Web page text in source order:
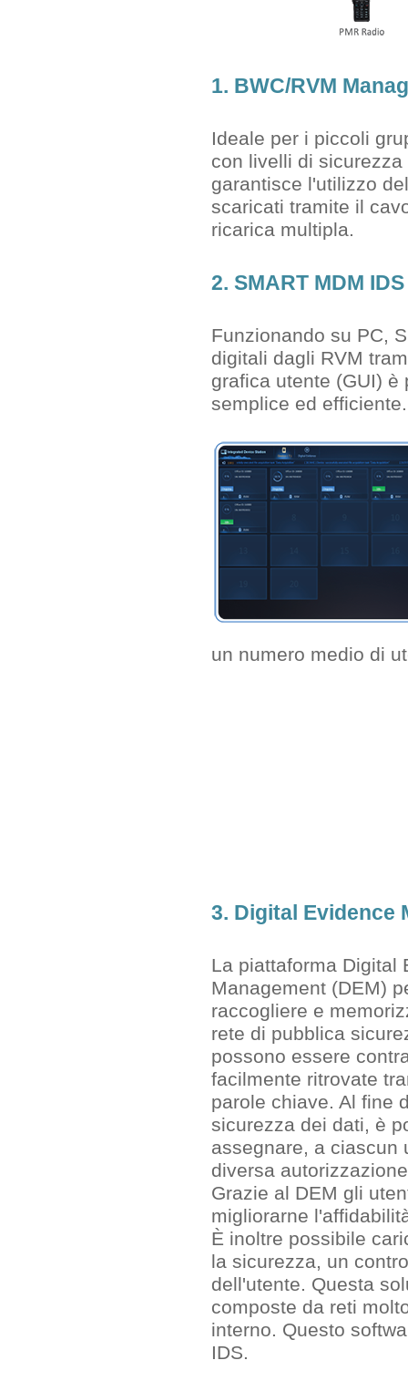
1. BWC/RVM
Ideale per i piccoli
con livelli di
garantisce l'utilizzo
scaricati tramite il
ricarica multipla.
2. SMART MDM
Funzionando su PC,
digitali dagli RVM
grafica utente (GUI)
semplice ed efficiente.
un numero medio di
3. Digital Evidence
La piattaforma Digital
Management (DEM)
raccogliere e
rete di pubblica
possono essere
facilmente ritrovate
parole chiave. Al fine
sicurezza dei dati, è
assegnare, a ciascun
diversa
Grazie al DEM gli
migliorarne
È inoltre possibile
la sicurezza, un
dell'utente. Questa
composte da reti
interno. Questo
IDS.